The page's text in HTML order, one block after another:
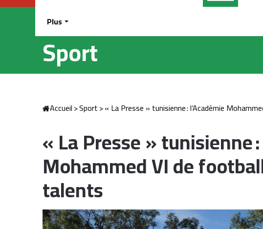
Plus
Sport
Accueil>Sport>« La Presse » tunisienne : l’Académie
« La Presse » tunisienne
Mohammed VI de
talents